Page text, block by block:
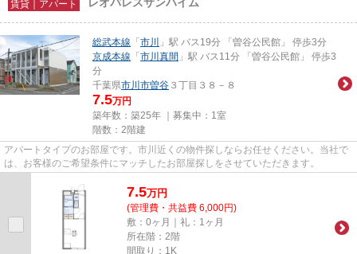
賃貸｜アパート
総武本線 「 市川
」駅 バス19分 「曽谷公民館」 停歩3分
京成本線 「 市川真間 」駅 バス11分 「曽谷公民館」 停歩3
分
千葉県市川市曽谷 ３丁目３８－８
7.5万円
築年数：築25年 ｜募集中： 1室
階数：2階建
アパートタイプのお部屋です。市川近くの物件探しならお任せください。当社で
は、お客様のご希望条件にマッチしたお部屋探しをさせていただきます。
7.5万円
(管理費・共益費 6,000円)
敷：0ヶ月｜礼：1ヶ月
所在階：2階
間取り：1K